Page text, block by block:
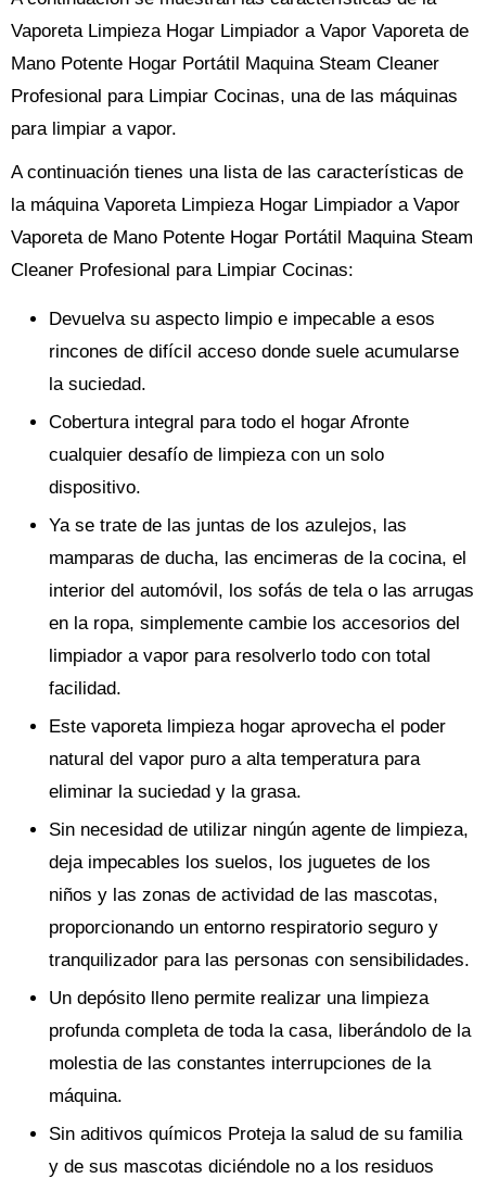
Vaporeta Limpieza Hogar Limpiador a Vapor Vaporeta de
Mano Potente Hogar Portátil Maquina Steam Cleaner
Profesional para Limpiar Cocinas, una de las máquinas
para limpiar a vapor.
A continuación tienes una lista de las características de
la máquina Vaporeta Limpieza Hogar Limpiador a Vapor
Vaporeta de Mano Potente Hogar Portátil Maquina Steam
Cleaner Profesional para Limpiar Cocinas:
Devuelva su aspecto limpio e impecable a esos
rincones de difícil acceso donde suele acumularse
la suciedad.
Cobertura integral para todo el hogar Afronte
cualquier desafío de limpieza con un solo
dispositivo.
Ya se trate de las juntas de los azulejos, las
mamparas de ducha, las encimeras de la cocina, el
interior del automóvil, los sofás de tela o las arrugas
en la ropa, simplemente cambie los accesorios del
limpiador a vapor para resolverlo todo con total
facilidad.
Este vaporeta limpieza hogar aprovecha el poder
natural del vapor puro a alta temperatura para
eliminar la suciedad y la grasa.
Sin necesidad de utilizar ningún agente de limpieza,
deja impecables los suelos, los juguetes de los
niños y las zonas de actividad de las mascotas,
proporcionando un entorno respiratorio seguro y
tranquilizador para las personas con sensibilidades.
Un depósito lleno permite realizar una limpieza
profunda completa de toda la casa, liberándolo de la
molestia de las constantes interrupciones de la
máquina.
Sin aditivos químicos Proteja la salud de su familia
y de sus mascotas diciéndole no a los residuos